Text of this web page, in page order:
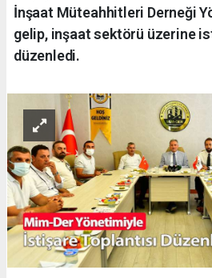
İnşaat Müteahhitleri Derneği
gelip, inşaat sektörü üzerine
düzenledi.